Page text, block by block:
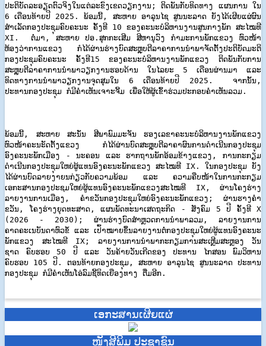
ປະຕິບັດລະອຽດຕົວຈິງໃນແຕ່ລະຂົງເຂດວຽກງານ; ຕິດພັນກັບທິດທາງ ແຜນການ ໃນ
6 ເດືອນທ້າຍປີ 2025​.​ ພ້ອມນີ້,​ ສະຫາຍ​ ອາລຸນໄຊ​ ສູນນະລາດ​ ຍັງໄດ້ເຜີຍແຜ່ຜົນ
ສໍາເລັດກອງປະຊຸມຄົບຄະນະ ຄັ້ງທີ​ 10​ ຂອງຄະນະບໍລິຫານງານສູນກາງພັກ ສະໄໝທີ​
XI. ຕໍ່ມາ​,​ ສະຫາຍ​ ປອ.​ສຸກກະເສີມ ສີຫານຸວົງ​ ກໍາມະການພັກແຂວງ​ ຫົວໜ້າ​
ຫ້ອງວ່າການແຂວງ ກໍໄດ້ຜ່ານຮ່າງບົດສະຫຼຸບຕີລາຄາການນໍາພາຈັດຕັ້ງປະຕິບັດມະຕິ
ກອງປະຊຸມຄົບຄະນະ​ ຄັ້ງທີ​15​ ຂອງຄະນະບໍລິຫານງານພັກແຂວງ​ ຕິດພັນກັບການ
ສະຫຼຸບຕີລາຄາການນໍາພາວຽກງານຮອບດ້ານ ໃນໄລຍະ 5 ເດືອນຜ່ານມາ ແລະ
ທິດທາງການນໍາພາວຽກງານຈຸດສຸມໃນ 6 ເດືອນທ້າຍປີ 2025. ຈາກນັ້ນ,​
ປະທານກອງປະຊຸມ​ ກໍມີຄໍາເຫັນເຈາະຈີ້ມ​ ເພື່ອໃຫ້ຜູ້ເຂົ້າຮ່ວມປະກອບຄໍາເຫັນລວມ.​
ພ້ອມນີ້,​ ສະຫາຍ​ ສະນັ່ນ​ ສີພາພົມມະຈັນ​ ຮອງເລຂາຄະນະບໍລິຫານງານພັກແຂວງ​
ຫົວໜ້າຄະນະັດຕັ້ງແຂວງ ກໍໄດ້ຜ່ານບົດສະຫຼຸບຕີລາຄາຜົນການດໍາເນີນກອງປະຊຸມ
ອົງຄະນະພັກເມືອງ - ນະຄອນ​ ແລະ​ ຮາກຖານພັກອ້ອມຂ້າງແຂວງ,​ ການກະກຽມ
ດໍາເນີນກອງປະຊຸມໃຫຍ່ຜູ້ແທນອົງຄະນະພັກແຂວງ​ ສະໄໝທີ​ IX.​ ໃນກອງປະຊຸມ​ ຍັງ
ໄດ້ຜ່ານບົດລາຍງາຍນກ່ຽວກັບຄວາມພ້ອມ​ ແລະ​ ຄວາມຄືບໜ້າໃນການກະກຽມ
ເອກະສານກອງປະຊມໃຫຍ່ຜູ້ແທນອົງຄະນະພັກແຂວງ​ສະໄໝທີ IX,​ ຜ່ານໂຄງຮ່າງ
ລາຍງານການເມືອງ,​ ຄໍາຂວັນກອງປະຊຸມໃຫຍ່ອົງຄະນະພັກແຂວງ; ຜ່ານຮາງຄໍາ
ຂວັນ, ໂຄງຮ່າງຍຸດທະສາດ, ແຜນພັດທະນາເສດຖະກິດ​ - ສັງຄົມ 5 ປີ​ ຄັ້ງທີ​ X
(2026 -​ 2030); ຜ່ານຮ່າງບົດສໍາຫຼວດການນໍາພາລວມ,​ ລາຍງານການ
ຄາດຄະເນບັນດາຫົວຂໍ້ ແລະ​ ເປົ້າໝາຍຂຶ້ນລາຍງານຕໍ່ກອງປະຊຸມໃຫຍ່ຜູ້ແທນອົງຄະນະ
ພັກແຂວງ ສະໄໝທີ IX; ລາຍງານການນໍາພາກະກຽມການສະເຫຼີມສະຫຼອງ ວັນ
ຊາດ ຄົບຮອບ 50 ປີ ແລະ ວັນຄ້າຍວັນເກີດຂອງ ປະທານ ໄກສອນ ພົມວິຫານ
ຄົບຮອບ 105 ປີ​.​ ຕອນທ້າຍກອງປະຊຸມ,​ ສະຫາຍ​ ອາລຸນໄຊ ສູນນະລາດ ປະທານ
ກອງປະຊຸມ ກໍມີຄໍາເຫັນໂອ່ລົມຊີ້ທິດເຍືອງທາງ​ ຕື່ມອີກ.​
ເອກະສານເຜີຍແຜ່
ໜັງສີພິມ ປະຊາຊົນ